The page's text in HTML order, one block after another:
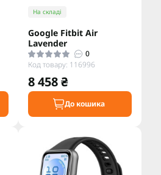
На складі
Google Fitbit Air
Lavender
0
Код товару: 116996
8 458 ₴
До кошика